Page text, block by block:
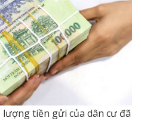
tiền gửi của dân cư đã